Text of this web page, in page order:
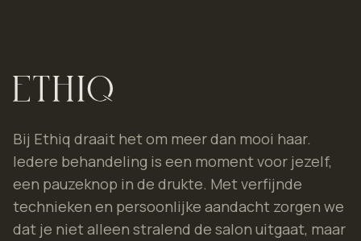
Bij Ethiq draait het om meer dan mooi haar.
Iedere behandeling is een moment voor jezelf,
een pauzeknop in de drukte. Met verfijnde
technieken en persoonlijke aandacht zorgen we
dat je niet alleen stralend de salon uitgaat, maar